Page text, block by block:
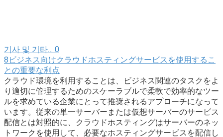
기사 및 기타… 0
8ビジネス向けクラウドホスティングサービスを使用するこ
との重要な利点
クラウド環境を利用することは、ビジネス関連のタスクをよ
り適切に管理するためのスケーラブルで柔軟で効率的なツー
ルを求めている企業にとって推奨されるアプローチになって
います。従来の単一サーバーまたは仮想サーバーのサービス
配信とは対照的に、クラウドホスティングはサーバーのネッ
トワークを使用して、必要なホスティングサービスを配信し